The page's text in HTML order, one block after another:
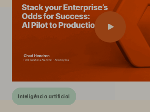
Inteligência artificial